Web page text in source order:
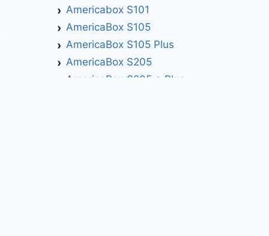
Americabox S101
AmericaBox S105
AmericaBox S105 Plus
AmericaBox S205
AmericaBox S205 + Plus